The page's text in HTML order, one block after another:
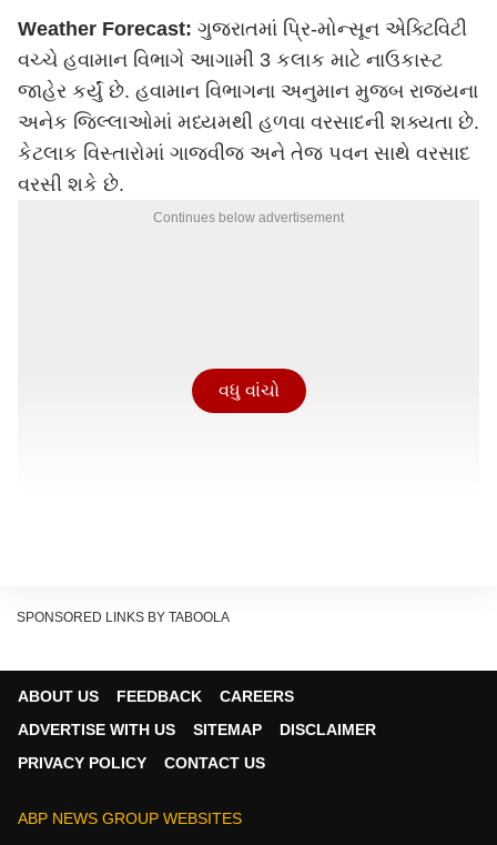
Weather Forecast: ગુજરાતમાં પ્રિ-મોન્સૂન એક્ટિવિટી
વચ્ચે હવામાન વિભાગે આગામી 3 કલાક માટે નાઉકાસ્ટ
જાહેર કર્યું છે. હવામાન વિભાગના અનુમાન મુજબ રાજ્યના
અનેક જિલ્લાઓમાં મધ્યમથી હળવા વરસાદની શક્યતા છે.
કેટલાક વિસ્તારોમાં ગાજવીજ અને તેજ પવન સાથે વરસાદ
વરસી શકે છે.
Continues below advertisement
વધુ વાંચો
SPONSORED LINKS BY TABOOLA
ABOUT US FEEDBACK
CAREERS
ADVERTISE WITH US
SITEMAP
DISCLAIMER
PRIVACY POLICY
CONTACT US
ABP NEWS GROUP WEBSITES